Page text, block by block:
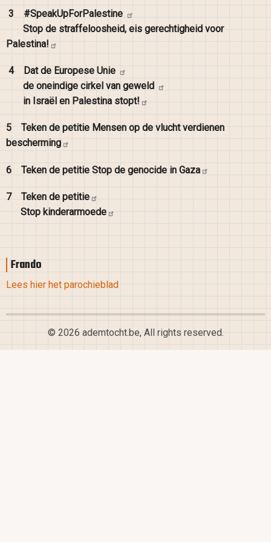
3
#SpeakUpForPalestine
Stop de straffeloosheid, eis gerechtigheid voor
Palestina!
4 Dat de Europese Unie
de oneindige cirkel van geweld
in Israël en Palestina stopt!
5 Teken de petitie Mensen op de vlucht verdienen
bescherming
6 Teken de petitie Stop de genocide in Gaza
7 Teken de petitie
Stop kinderarmoede
Frando
Lees hier het parochieblad
© 2026 ademtocht.be, All rights reserved.